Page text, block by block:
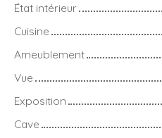
État intérieur
Cuisine
Ameublement
Vue
Exposition
Cave